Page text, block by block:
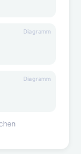
Diagramm
Diagramm